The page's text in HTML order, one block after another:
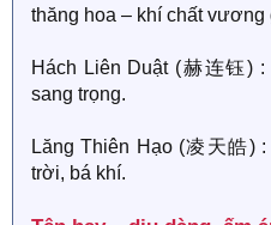
thăng hoa – khí chất vương
Hách Liên Duật (赫连钰)
sang trọng.
Lăng Thiên Hạo (凌天皓)
trời, bá khí.